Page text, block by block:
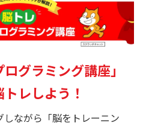
グラミング講座」
レしよう！
ながら「脳をトレーニン